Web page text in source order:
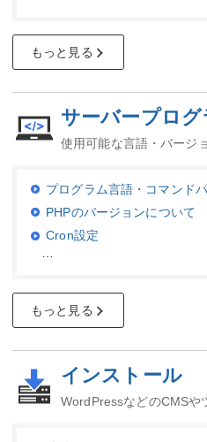
もっと見る
サーバープログ
使用可能な言語・バージ
プログラム言語・コマンド
PHPのバージョンについて
Cron設定
もっと見る
インストール
WordPressなどのCMSや